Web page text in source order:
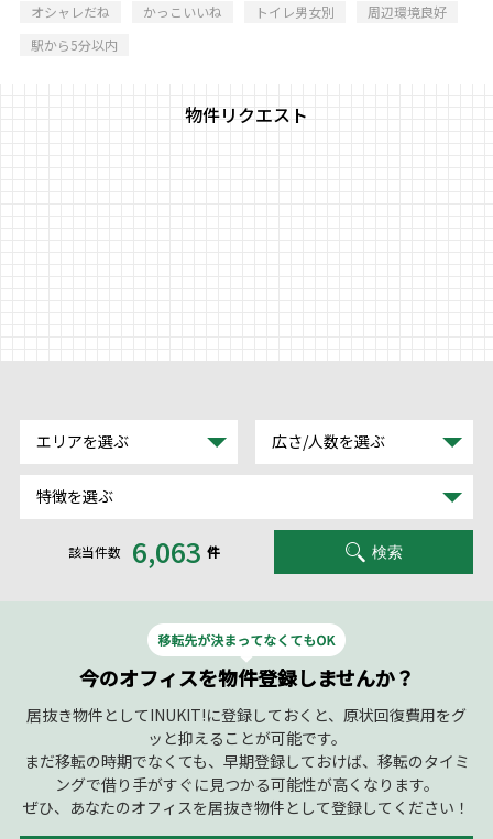
オシャレだね かっこいいね トイレ男女別
周辺環境良好
駅から5分以内
物件リクエスト
エリアを選ぶ 広さ/人数を選ぶ
特徴を選ぶ
該当件数 6,063 件 検索
今のオフィスを物件登録しませんか？
居抜き物件としてINUKIT!に登録しておくと、原状回復費用をグ
ッと抑えることが可能です。
まだ移転の時期でなくても、早期登録しておけば、移転のタイミ
ングで借り手がすぐに見つかる可能性が高くなります。
ぜひ、あなたのオフィスを居抜き物件として登録してください！